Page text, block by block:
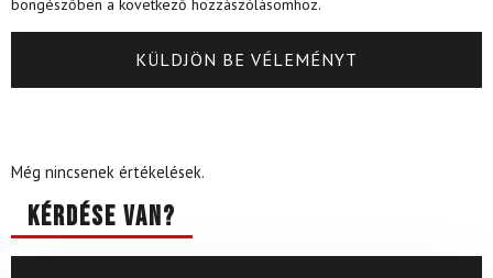
böngészőben a következő hozzászólásomhoz.
Még nincsenek értékelések.
Kérdése van?